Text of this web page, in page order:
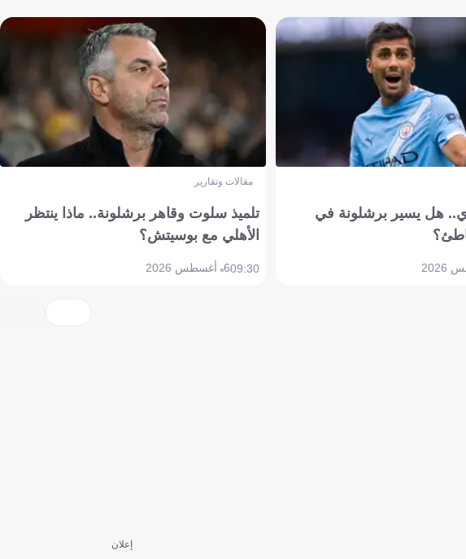
هل يسير برشلونة في
مقالات وتقارير
تلميذ سلوت وقاهر برشلونة.. ماذا ينتظر
الأهلي مع بوسيتش؟
09:306 أغسطس 2026
إعلان